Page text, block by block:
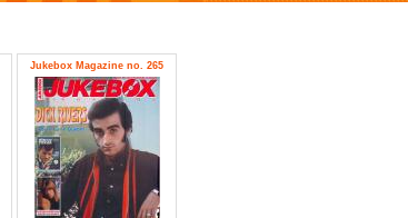
Jukebox Magazine no. 265